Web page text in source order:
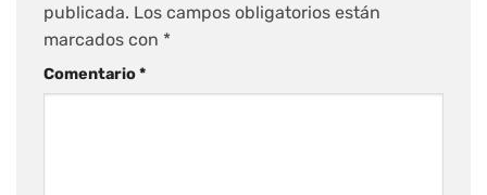
publicada. Los campos obligatorios están
marcados con *
Comentario*